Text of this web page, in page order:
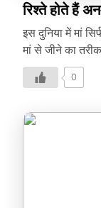
रिश्ते होते हैं
इस दुनिया में मां
मां से जीने का
–
0